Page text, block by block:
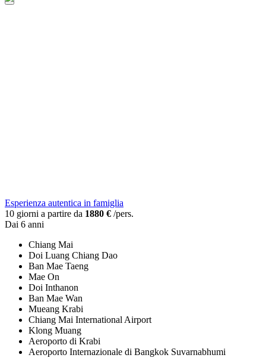
Esperienza autentica in famiglia
10 giorni a partire da 1880 € /pers.
Dai 6 anni
Chiang Mai
Doi Luang Chiang Dao
Ban Mae Taeng
Mae On
Doi Inthanon
Ban Mae Wan
Mueang Krabi
Chiang Mai International Airport
Klong Muang
Aeroporto di Krabi
Aeroporto Internazionale di Bangkok Suvarnabhumi